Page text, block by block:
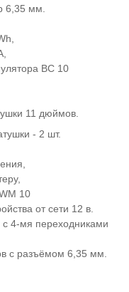
6,35 мм.
BC 10
11 дюймов.
- 2 шт.
10
от сети 12 в.
с 4-мя переходниками
с разъёмом 6,35 мм.